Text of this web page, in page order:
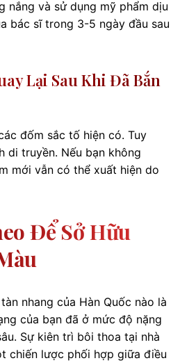
nắng và sử dụng mỹ phẩm dịu
bác sĩ trong 3-5 ngày đầu sau
Lại Sau Khi Đã Bắn
đốm sắc tố hiện có. Tuy
di truyền. Nếu bạn không
mới vẫn có thể xuất hiện do
Để Sở Hữu
nhang của Hàn Quốc nào là
của bạn đã ở mức độ nặng
Sự kiên trì bôi thoa tại nhà
chiến lược phối hợp giữa điều